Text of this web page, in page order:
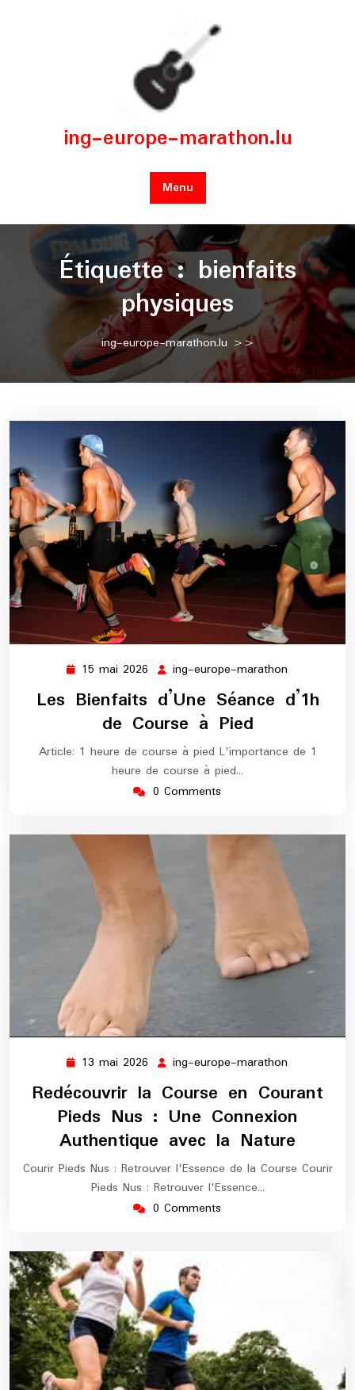
ing-europe-marathon.lu
Menu
Étiquette : bienfaits
physiques
ing-europe-marathon.lu >>
15 mai 2026 15
mai
2026
ing-europe-marathon
europe-
marathon
Les Bienfaits d’Une Séance d’1h
de Course à Pied
Article: 1 heure de course à pied L'importance de 1
heure de course à pied…
0 Comments
13 mai 2026 13
mai
2026
ing-europe-marathon
europe-
marathon
Redécouvrir la Course en Courant
Pieds Nus : Une Connexion
Authentique avec la Nature
Courir Pieds Nus : Retrouver l'Essence de la Course Courir
Pieds Nus : Retrouver l'Essence…
0 Comments